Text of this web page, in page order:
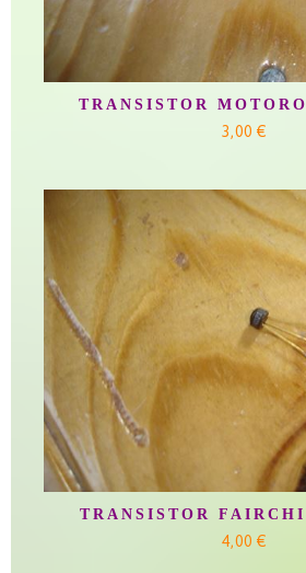
TRANSISTOR
3,00 €
TRANSISTOR
4,00 €